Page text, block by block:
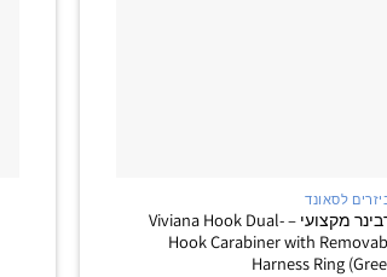
לסאונד
קרבינר מקצועי – Viviana Hook Dual-
Hook Carabiner with
Harness Ring